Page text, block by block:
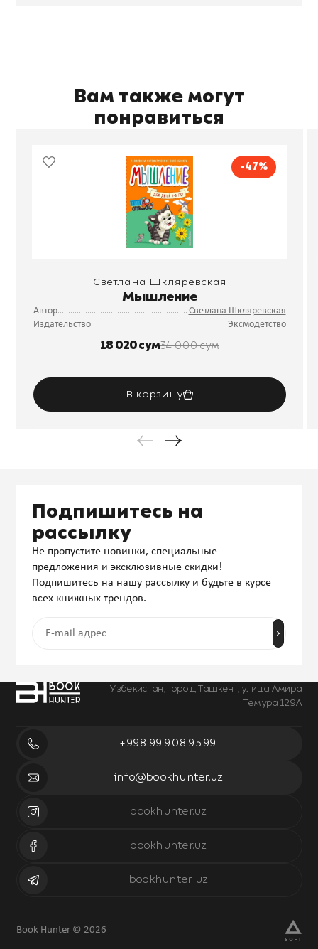
Вам также могут
понравиться
-47%
Светлана Шкляревская
Мышление
Автор
Светлана Шкляревская
Издательство
Эксмодетство
18 020 сум34 000 сум
В корзину
Узбекистан, город Ташкент, улица Амира
Темура 129А
+998 99 908 95 99
info@bookhunter.uz
bookhunter.uz
bookhunter.uz
bookhunter_uz
Подпишитесь на
рассылку
Не пропустите новинки, специальные
предложения и эксклюзивные скидки!
Подпишитесь на нашу рассылку и будьте в курсе
всех книжных трендов.
Book Hunter © 2026